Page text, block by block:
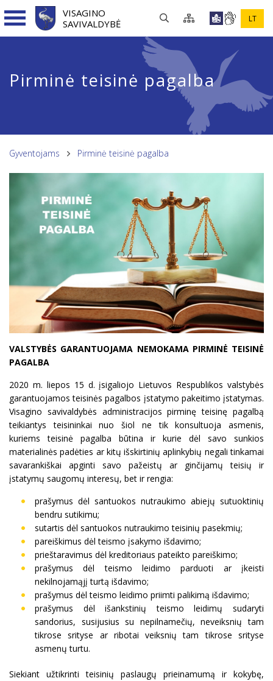
VISAGINO
SAVIVALDYBĖ
LT
Pirminė teisinė pagalba
Gyventojams Pirminė teisinė pagalba
VALSTYBĖS GARANTUOJAMA NEMOKAMA PIRMINĖ TEISINĖ
PAGALBA
2020 m. liepos 15 d. įsigaliojo Lietuvos Respublikos valstybės
garantuojamos teisinės pagalbos įstatymo pakeitimo įstatymas.
Visagino savivaldybės administracijos pirminę teisinę pagalbą
teikiantys teisininkai nuo šiol ne tik konsultuoja asmenis,
kuriems teisinė pagalba būtina ir kurie dėl savo sunkios
materialinės padėties ar kitų išskirtinių aplinkybių negali tinkamai
savarankiškai apginti savo pažeistų ar ginčijamų teisių ir
įstatymų saugomų interesų, bet ir rengia:
prašymus dėl santuokos nutraukimo abiejų sutuoktinių
bendru sutikimu;
sutartis dėl santuokos nutraukimo teisinių pasekmių;
pareiškimus dėl teismo įsakymo išdavimo;
prieštaravimus dėl kreditoriaus pateikto pareiškimo;
prašymus dėl teismo leidimo parduoti ar įkeisti
nekilnojamąjį turtą išdavimo;
prašymus dėl teismo leidimo priimti palikimą išdavimo;
prašymus dėl išankstinių teismo leidimų sudaryti
sandorius, susijusius su nepilnamečių, neveiksnių tam
tikrose srityse ar ribotai veiksnių tam tikrose srityse
asmenų turtu.
Siekiant užtikrinti teisinių paslaugų prieinamumą ir kokybę,